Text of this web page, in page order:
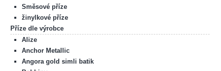
Směsové příze
žinylkové příze
Příze dle výrobce
Alize
Anchor Metallic
Angora gold simli batik